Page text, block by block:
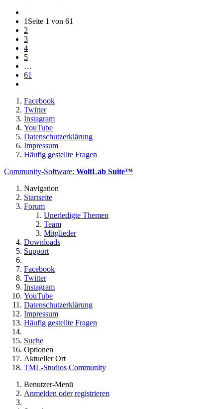
1 Seite 1 von 61
2
3
4
5
…
61
Facebook
Twitter
Instagram
YouTube
Datenschutzerklärung
Impressum
Häufig gestellte Fragen
Community-Software: WoltLab Suite™
Navigation
Startseite
Forum
Unerledigte Themen
Team
Mitglieder
Downloads
Support
Facebook
Twitter
Instagram
YouTube
Datenschutzerklärung
Impressum
Häufig gestellte Fragen
Suche
Optionen
Aktueller Ort
TML-Studios Community
Benutzer-Menü
Anmelden oder registrieren